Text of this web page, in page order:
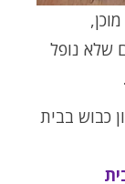
שלא נופל
כבוש בבית